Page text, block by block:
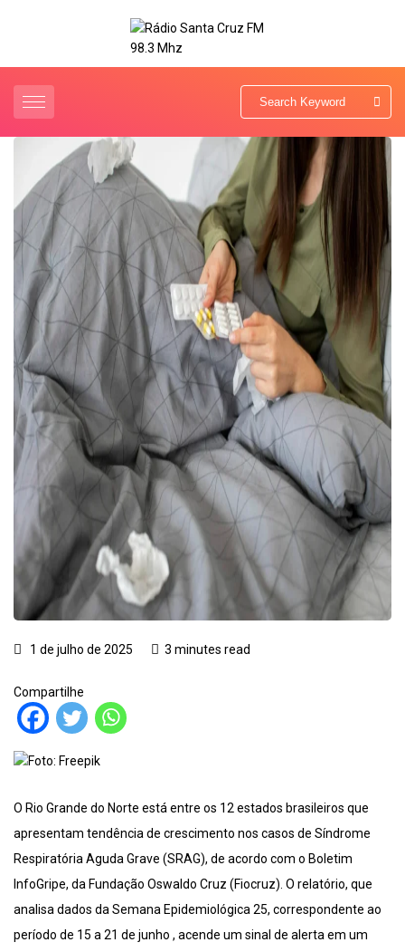
1 de julho de 2025 3 minutes read
Compartilhe
Foto: Freepik
O Rio Grande do Norte está entre os 12 estados brasileiros que
apresentam tendência de crescimento nos casos de Síndrome
Respiratória Aguda Grave (SRAG), de acordo com o Boletim
InfoGripe, da Fundação Oswaldo Cruz (Fiocruz). O relatório, que
analisa dados da Semana Epidemiológica 25, correspondente ao
período de 15 a 21 de junho , acende um sinal de alerta em um